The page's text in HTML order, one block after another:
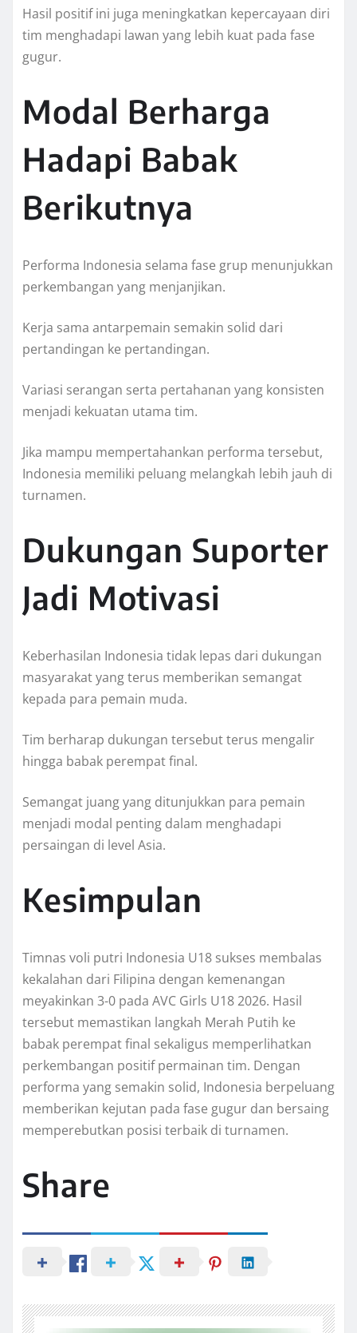
Hasil positif ini juga meningkatkan kepercayaan diri
tim menghadapi lawan yang lebih kuat pada fase
gugur.
Modal Berharga
Hadapi Babak
Berikutnya
Performa Indonesia selama fase grup menunjukkan
perkembangan yang menjanjikan.
Kerja sama antarpemain semakin solid dari
pertandingan ke pertandingan.
Variasi serangan serta pertahanan yang konsisten
menjadi kekuatan utama tim.
Jika mampu mempertahankan performa tersebut,
Indonesia memiliki peluang melangkah lebih jauh di
turnamen.
Dukungan Suporter
Jadi Motivasi
Keberhasilan Indonesia tidak lepas dari dukungan
masyarakat yang terus memberikan semangat
kepada para pemain muda.
Tim berharap dukungan tersebut terus mengalir
hingga babak perempat final.
Semangat juang yang ditunjukkan para pemain
menjadi modal penting dalam menghadapi
persaingan di level Asia.
Kesimpulan
Timnas voli putri Indonesia U18 sukses membalas
kekalahan dari Filipina dengan kemenangan
meyakinkan 3-0 pada AVC Girls U18 2026. Hasil
tersebut memastikan langkah Merah Putih ke
babak perempat final sekaligus memperlihatkan
perkembangan positif permainan tim. Dengan
performa yang semakin solid, Indonesia berpeluang
memberikan kejutan pada fase gugur dan bersaing
memperebutkan posisi terbaik di turnamen.
Share